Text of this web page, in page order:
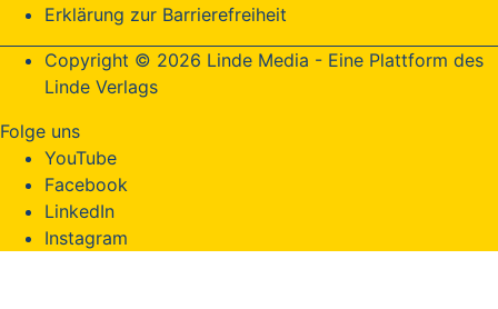
Erklärung zur Barrierefreiheit
Copyright © 2026 Linde Media - Eine Plattform des
Linde Verlags
Folge uns
YouTube
Facebook
LinkedIn
Instagram